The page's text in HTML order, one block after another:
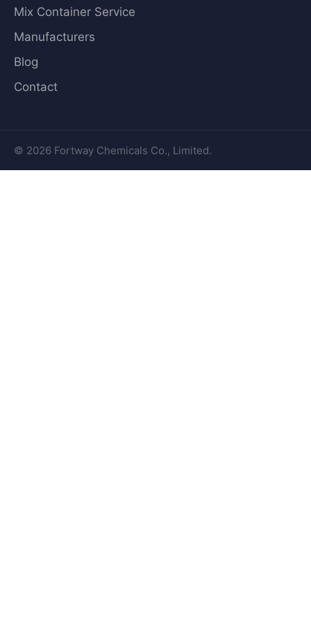
Mix Container Service
Manufacturers
Blog
Contact
© 2026 Fortway Chemicals Co., Limited.